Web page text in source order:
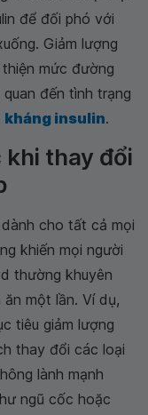
để đối phó với
Giảm lượng
mức đường
đến tình trạng
kháng insulin.
thay đổi
cho tất cả mọi
khiến mọi người
thường khuyên
một lần. Ví dụ,
tiêu giảm lượng
thay đổi các loại
lành mạnh
ngũ cốc hoặc